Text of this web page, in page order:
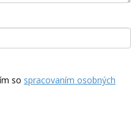
so spracovaním osobných